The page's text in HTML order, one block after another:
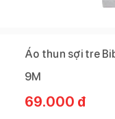
Áo thun sợi tre
9M
69.000 đ